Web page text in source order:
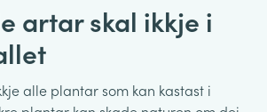
artar skal ikkje i
alle plantar som kan kastast i